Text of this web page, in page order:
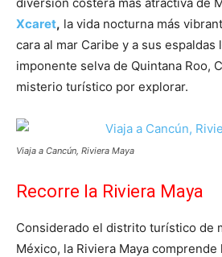
Xcaret, la vida nocturna más
cara al mar Caribe y a sus espaldas
imponente selva de Quintana Roo,
misterio turístico por explorar.
Viaja a Cancún, Riviera Maya
Recorre la Riviera Maya
Considerado el distrito turístico de
México, la Riviera Maya comprende